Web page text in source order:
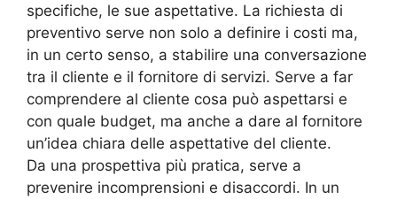
specifiche, le sue aspettative. La richiesta di
preventivo serve non solo a definire i costi ma,
in un certo senso, a stabilire una conversazione
tra il cliente e il fornitore di servizi. Serve a far
comprendere al cliente cosa può aspettarsi e
con quale budget, ma anche a dare al fornitore
un’idea chiara delle aspettative del cliente.
Da una prospettiva più pratica, serve a
prevenire incomprensioni e disaccordi. In un